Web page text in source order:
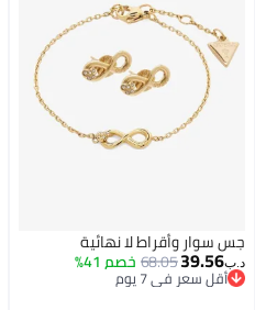
جس سوار وأقراط لا نهائية
د.ب‏39.56
68.05خصم 41%
أقل سعر في 7 يوم
أقل سعر في 7 يوم